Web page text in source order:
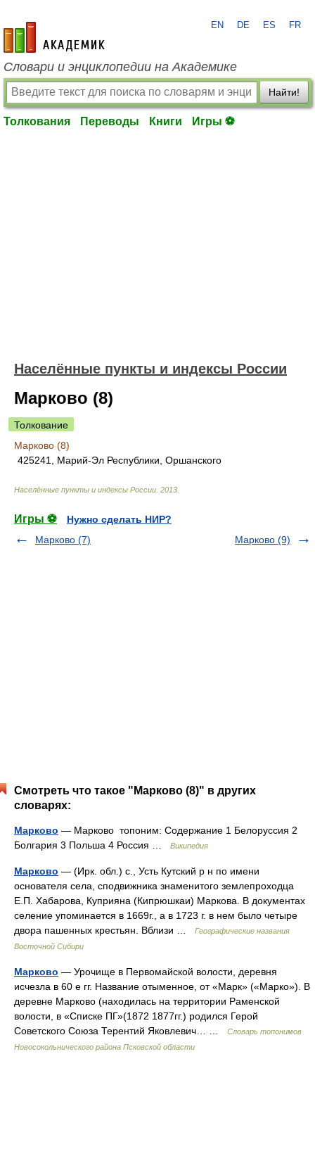
academic.ru
EN DE ES FR
Словари и энциклопедии на Академике
Найти!
Толкования Переводы Книги Игры ⚽
Населённые пункты и индексы России
Марково (8)
Толкование
Марково (8)
425241, Марий-Эл Республики, Оршанского
Населённые пункты и индексы России 2013
Игры ⚽
Нужно сделать НИР?
Марково (7)
Марково (9)
Смотреть что такое "Марково (8)" в других
словарях:
Марково — Марково топоним: Содержание 1 Белоруссия 2
Болгария 3 Польша 4 Россия …
Википедия
Марково — (Ирк. обл.) с., Усть Кутский р н по имени
основателя села, сподвижника знаменитого землепроходца
Е.П. Хабарова, Куприяна (Кипрюшкаи) Маркова. В документах
селение упоминается в 1669г., а в 1723 г. в нем было четыре
двора пашенных крестьян. Вблизи …
Географические названия
Восточной Сибири
Марково — Урочище в Первомайской волости, деревня
исчезла в 60 е гг. Название отыменное, от «Марк» («Марко»). В
деревне Марково (находилась на территории Раменской
волости, в «Списке ПГ»(1872 1877гг.) родился Герой
Советского Союза Терентий Яковлевич… …
Словарь топонимов
Новосокольнического района Псковской области